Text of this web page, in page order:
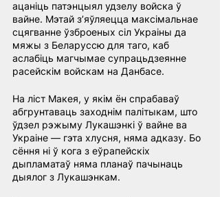
ацаніць патэнцыял удзелу войска ў
вайне. Мэтай з’яўляецца максімальнае
сцягванне ўзброеных сіл Украіны да
мяжы з Беларуссю для таго, каб
аслабіць магчымае супрацьдзеянне
расейскім войскам на Данбасе.
На ліст Макея, у якім ён спрабаваў
абгрунтаваць заходнім палітыкам, што
ўдзел рэжыму Лукашэнкі ў вайне ва
Украіне — гэта хлусня, няма адказу. Бо
сёння ні ў кога з еўрапейскіх
дыпламатаў няма планаў пачынаць
дыялог з Лукашэнкам.